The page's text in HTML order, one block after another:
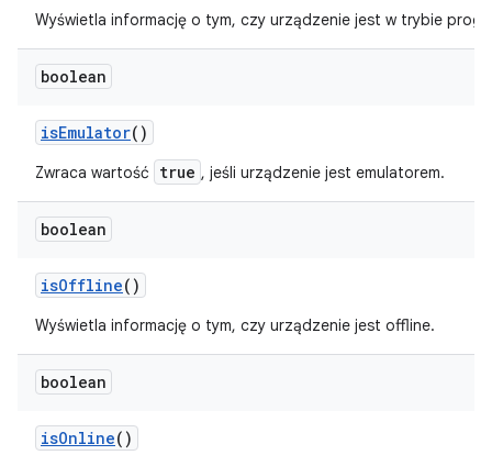
Wyświetla informację o tym, czy urządzenie jest w trybie
boolean
isEmulator()
Zwraca wartość true , jeśli urządzenie jest emulatorem.
boolean
isOffline()
Wyświetla informację o tym, czy urządzenie jest offline.
boolean
isOnline()